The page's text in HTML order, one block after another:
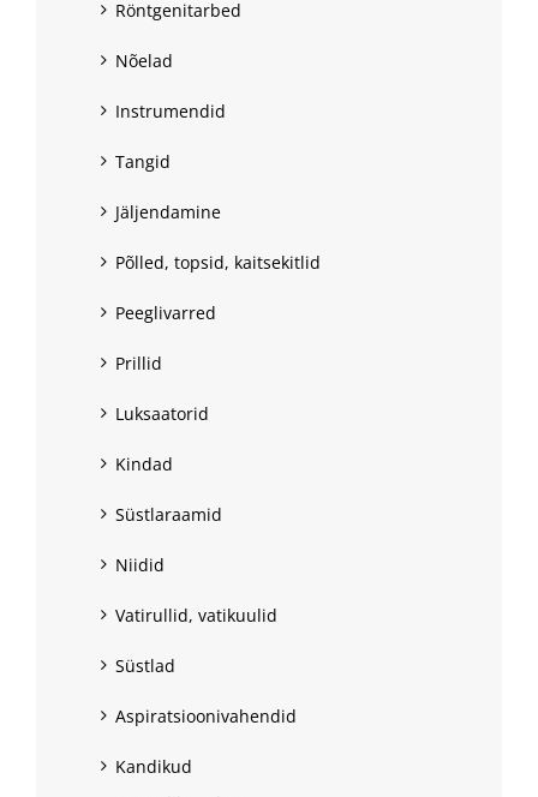
Röntgenitarbed
Nõelad
Instrumendid
Tangid
Jäljendamine
Põlled, topsid, kaitsekitlid
Peeglivarred
Prillid
Luksaatorid
Kindad
Süstlaraamid
Niidid
Vatirullid, vatikuulid
Süstlad
Aspiratsioonivahendid
Kandikud